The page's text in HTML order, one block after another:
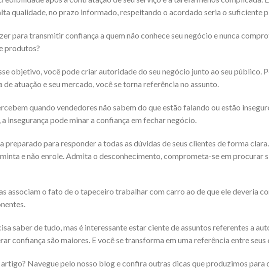
qualidade, no prazo informado, respeitando o acordado seria o suficiente
para transmitir confiança a quem não conhece seu negócio e nunca
produtos?
objetivo, você pode criar autoridade do seu negócio junto ao seu público.
de atuação e seu mercado, você se torna referência no assunto.
quando vendedores não sabem do que estão falando ou estão
a insegurança pode minar a confiança em fechar negócio.
preparado para responder a todas as dúvidas de seus clientes de forma
e não enrole. Admita o desconhecimento, comprometa-se em procurar
associam o fato de o tapeceiro trabalhar com carro ao de que ele deveria
saber de tudo, mas é interessante estar ciente de assuntos referentes a
confiança são maiores. E você se transforma em uma referência entre seus
Navegue pelo nosso blog e confira outras dicas que produzimos para